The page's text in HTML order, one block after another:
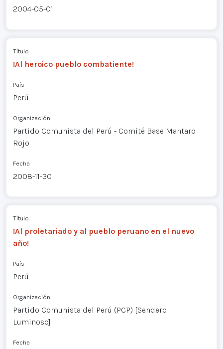
2004-05-01
Título
¡Al heroico pueblo combatiente!
País
Perú
Organización
Partido Comunista del Perú - Comité Base Mantaro
Rojo
Fecha
2008-11-30
Título
¡Al proletariado y al pueblo peruano en el nuevo
año!
País
Perú
Organización
Partido Comunista del Perú (PCP) [Sendero
Luminoso]
Fecha